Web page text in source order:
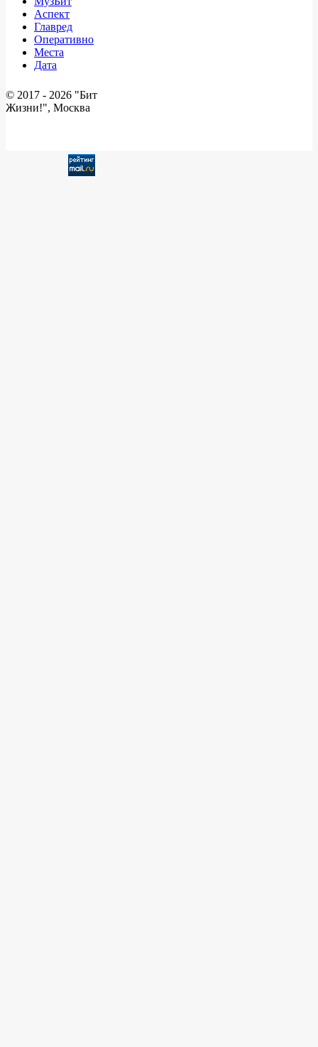
Аспект
Главред
Оперативно
Места
Дата
© 2017 - 2026 "Бит
Жизни!", Москва